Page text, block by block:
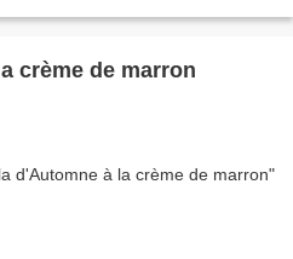
Granola d'Automne à la crème de marron